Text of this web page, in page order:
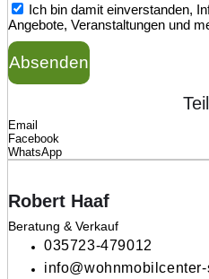
Ich bin damit einverstanden,
Angebote, Veranstaltungen und
Absenden
Email
Facebook
WhatsApp
Robert Haaf
Beratung & Verkauf
035723-479012